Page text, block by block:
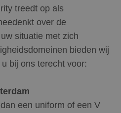
treedt op als
over de
situatie met zich
bieden wij
bij ons terecht voor:
een uniform of een V